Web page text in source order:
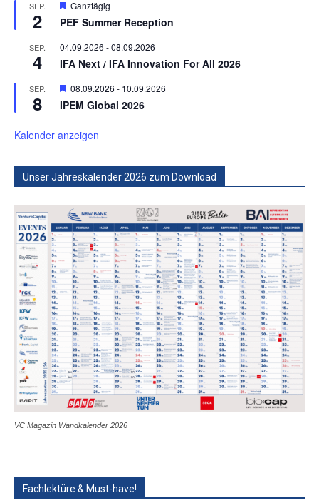
SEP.
2
Hervorgehoben
Ganztägig
PEF Summer Reception
SEP.
4
04.09.2026 -08.09.2026
IFA Next / IFA Innovation For All 2026
SEP.
8
Hervorgehoben
08.09.2026 - 10.09.2026
IPEM Global 2026
Kalender anzeigen
Unser Jahreskalender 2026 zum Download
VC Magazin Wandkalender 2026
Fachlektüre & Must-have!